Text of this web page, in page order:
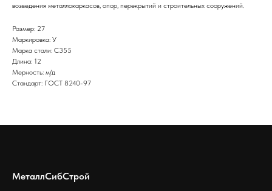
возведения металлокаркасов, опор, перекрытий и строительных сооружений.
Размер: 27
Маркировка: У
Марка стали: С355
Длина: 12
Мерность: м/д
Стандарт: ГОСТ 8240-97
МеталлСибСтрой